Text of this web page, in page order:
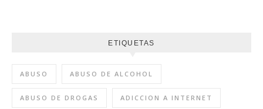
ETIQUETAS
ABUSO ABUSO DE ALCOHOL
ABUSO DE DROGAS ADICCION A INTERNET